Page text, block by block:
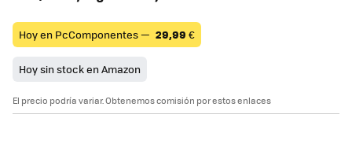
Hoy en PcComponentes — 29,99 €
Hoy sin stock en Amazon
El precio podría variar. Obtenemos comisión por estos enlaces